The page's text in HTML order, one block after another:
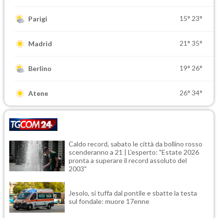
Parigi 15° 23°
Madrid 21° 35°
Berlino 19° 26°
Atene 26° 34°
Caldo record, sabato le città da bollino rosso
scenderanno a 21 | L'esperto: "Estate 2026
pronta a superare il record assoluto del
2003"
Jesolo, si tuffa dal pontile e sbatte la testa
sul fondale: muore 17enne